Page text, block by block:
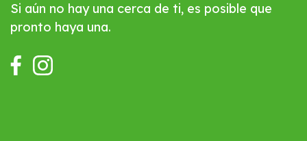
Si aún no hay una cerca de ti, es posible que
pronto haya una.